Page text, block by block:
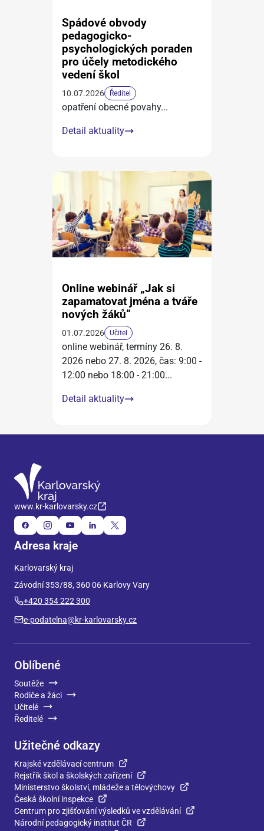
Spádové obvody
pedagogicko-
psychologických poraden
pro účely metodického
vedení škol
10.07.2026 Ředitel
opatření obecné povahy...
Detail aktuality
Online webinář „Jak si
zapamatovat jména a tváře
nových žáků“
01.07.2026 Učitel
online webinář, termíny 26. 8.
2026 nebo 27. 8. 2026, čas: 9:00 -
12:00 nebo 18:00 - 21:00...
Detail aktuality
www.kr-karlovarsky.cz
Adresa kraje
Karlovarský kraj
Závodní 353/88, 360 06 Karlovy Vary
+420 354 222 300
e-podatelna@kr-karlovarsky.cz
Oblíbené
Soutěže
Rodiče a žáci
Učitelé
Ředitelé
Užitečné odkazy
Krajské vzdělávací centrum
Rejstřík škol a školských zařízení
Ministerstvo školství, mládeže a tělovýchovy
Česká školní inspekce
Centrum pro zjišťování výsledků ve vzdělávání
Národní pedagogický institut ČR